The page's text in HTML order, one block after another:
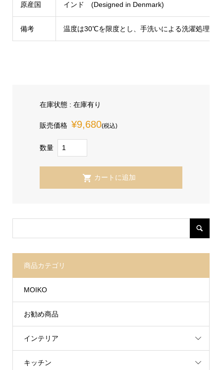
原産国 インド (Designed in Denmark)
備考 温度は30℃を限度とし、手洗いによる洗濯処理が
在庫状態 : 在庫有り
販売価格 ¥9,680(税込)
数量
商品カテゴリ
MOIKO
お勧め商品
インテリア
キッチン